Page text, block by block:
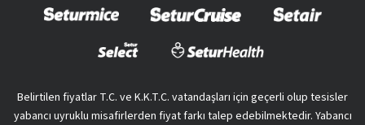
Belirtilen fiyatlar T.C. ve K.K.T.C. vatandaşları için geçerli olup tesisler
yabancı uyruklu misafirlerden fiyat farkı talep edebilmektedir. Yabancı